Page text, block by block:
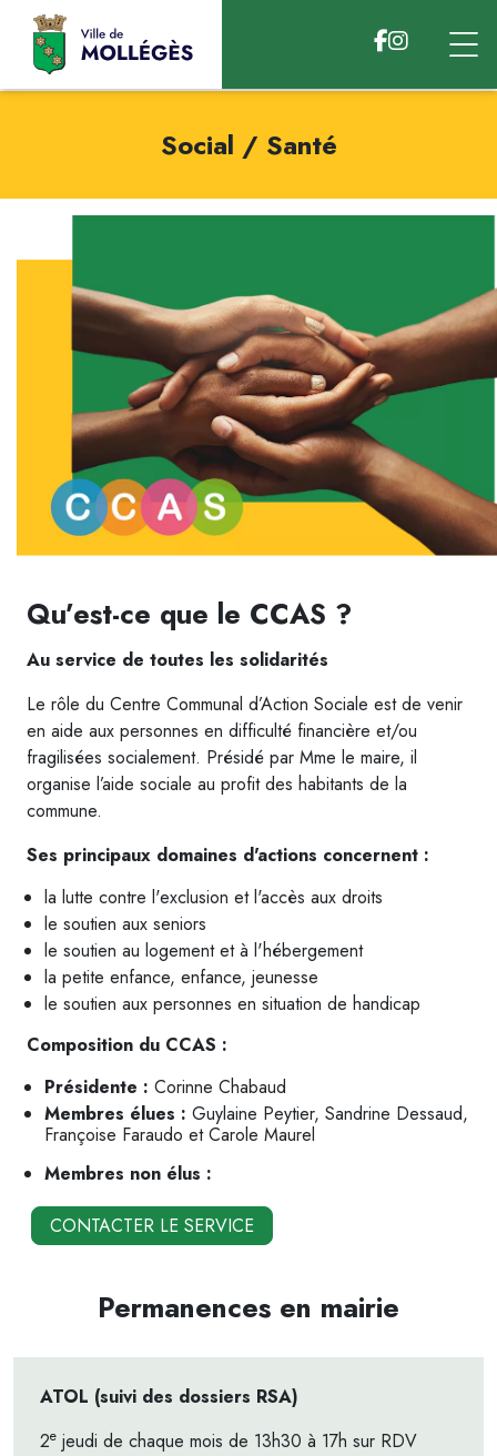
Accéder au contenu
Social / Santé
Qu’est-ce que le CCAS ?
Au service de toutes les solidarités
Le rôle du Centre Communal d’Action Sociale est de venir
en aide aux personnes en difficulté financière et/ou
fragilisées socialement. Présidé par Mme le maire, il
organise l’aide sociale au profit des habitants de la
commune.
Ses principaux domaines d'actions concernent :
la lutte contre l'exclusion et l'accès aux droits
le soutien aux seniors
le soutien au logement et à l'hébergement
la petite enfance, enfance, jeunesse
le soutien aux personnes en situation de handicap
Composition du CCAS :
Présidente : Corinne Chabaud
Membres élues : Guylaine Peytier, Sandrine Dessaud,
Françoise Faraudo et Carole Maurel
Membres non élus :
CONTACTER LE SERVICE
Permanences en mairie
ATOL (suivi des dossiers RSA)
2e jeudi de chaque mois de 13h30 à 17h sur RDV